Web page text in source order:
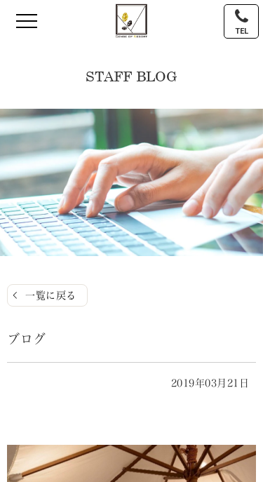
TEL
STAFF BLOG
一覧に戻る
ブログ
2019年03月21日